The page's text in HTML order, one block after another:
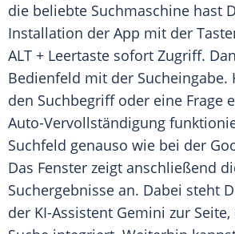
die beliebte Suchmaschine hast
Installation der App mit der
ALT + Leertaste sofort Zugriff.
Bedienfeld mit der Sucheingabe.
den Suchbegriff oder eine Frage
Auto-Vervollständigung
Suchfeld genauso wie bei der
Das Fenster zeigt anschließend
Suchergebnisse an. Dabei steht
der KI-Assistent Gemini zur